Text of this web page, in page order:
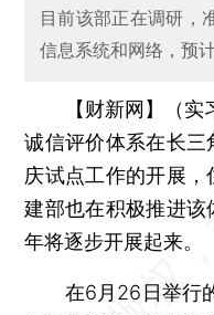
目前该部正在调研，
信息系统和网络，预
【财新网】（实
诚信评价体系在长
庆试点工作的开展
建部也在积极推进
年将逐步开展起来。
在6月26日举行的